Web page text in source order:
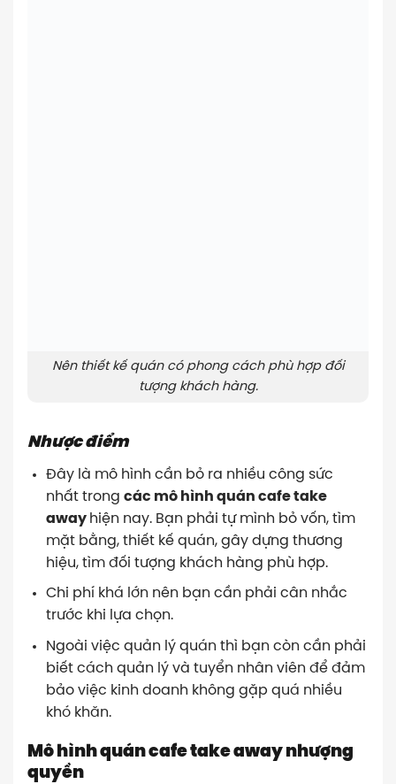
Nên thiết kế quán có phong cách phù hợp đối
tượng khách hàng.
Nhược điểm
Đây là mô hình cần bỏ ra nhiều công sức
nhất trong các mô hình quán cafe take
away hiện nay. Bạn phải tự mình bỏ vốn, tìm
mặt bằng, thiết kế quán, gây dựng thương
hiệu, tìm đối tượng khách hàng phù hợp.
Chi phí khá lớn nên bạn cần phải cân nhắc
trước khi lựa chọn.
Ngoài việc quản lý quán thì bạn còn cần phải
biết cách quản lý và tuyển nhân viên để đảm
bảo việc kinh doanh không gặp quá nhiều
khó khăn.
Mô hình quán cafe take away nhượng
quyền